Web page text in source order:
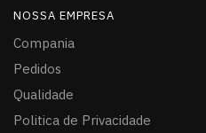
NOSSA EMPRESA
Compania
Pedidos
Qualidade
Politica de Privacidade